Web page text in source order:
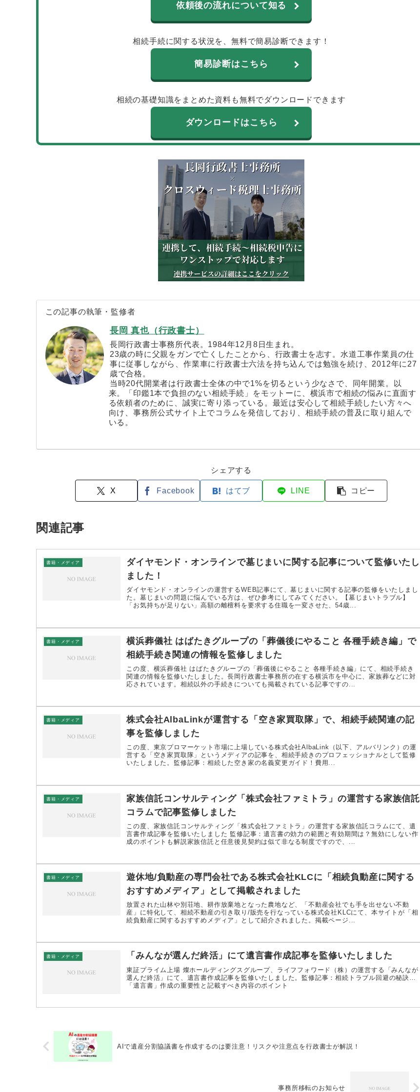
依頼後の流れについて知る
相続手続に関する状況を、無料で簡易診断できます！
簡易診断はこちら
相続の基礎知識をまとめた資料も無料でダウンロードできます
ダウンロードはこちら
この記事の執筆・監修者
長岡 真也（行政書士）
長岡行政書士事務所代表。1984年12月8日生まれ。
23歳の時に父親をガンで亡くしたことから、行政書士を志す。水道工事作業員の仕
事に従事しながら、作業車に行政書士六法を持ち込んでは勉強を続け、2012年に27
歳で合格。
当時20代開業者は行政書士全体の中で1%を切るという少なさで、同年開業。以
来。「印鑑1本で負担のない相続手続」をモットーに、横浜市で相続の悩みに直面す
る依頼者のために、誠実に寄り添っている。最近は安心して相続手続したい方々へ
向け、事務所公式サイト上でコラムを発信しており、相続手続の普及に取り組んで
いる。
シェアする
X Facebook はてブ LINE コピー
関連記事
書籍・メディア
ダイヤモンド・オンラインで墓じまいに関する記事について監修いたし
ました！
ダイヤモンド・オンラインの運営するWEB記事にて、墓じまいに関する記事の監修をいたしまし
た。墓じまいの問題に悩んでいる方は、ぜひ参考にしてみてください。【墓じまいトラブル】
「お気持ちが足りない」高額の離檀料を要求する住職を一変させた、54歳...
書籍・メディア
横浜葬儀社 はばたきグループの「葬儀後にやること 各種手続き編」で
相続手続き関連の情報を監修しました
この度、横浜葬儀社 はばたきグループの「葬儀後にやること 各種手続き編」にて、相続手続き
関連の情報を監修いたしました。長岡行政書士事務所の在する横浜市を中心に、家族葬などに対
応されています。相続以外の手続きについても掲載されている記事ですの...
書籍・メディア
株式会社AlbaLinkが運営する「空き家買取隊」で、相続手続関連の記
事を監修しました
この度、東京プロマーケット市場に上場している株式会社AlbaLink（以下、アルバリンク）の運
営する「空き家買取隊」というメディアの記事を、相続手続きのプロフェッショナルとして監修
いたしました。監修記事：相続した空き家の名義変更ガイド！費用...
書籍・メディア
家族信託コンサルティング「株式会社ファミトラ」の運営する家族信託
コラムで記事監修しました
この度、家族信託コンサルティング「株式会社ファミトラ」の運営する家族信託コラムにて、遺
言書作成記事を監修いたしました 監修記事：遺言書の効力の範囲と有効期間は？無効にしない作
成のポイントも解説家族信託と任意後見契約は似て非なる制度ですので、...
書籍・メディア
遊休地/負動産の専門会社である株式会社KLCに「相続負動産に関する
おすすめメディア」として掲載されました
放置された山林や別荘地、耕作放棄地となった農地など、「不動産会社でも手を出せない不動
産」に特化して、相続不動産の引き取り/販売を行なっている株式会社KLCにて、本サイトが「相
続負動産に関するおすすめメディア」として紹介されました。掲載ページ...
書籍・メディア 「みんなが選んだ終活」にて遺言書作成記事を監修いたしました
東証プライム上場 燦ホールディングスグループ、ライフフォワード（株）の運営する「みんなが
選んだ終活」にて、遺言書作成記事を監修いたしました。監修記事：相続トラブル回避の秘訣…
「遺言書」作成の重要性と記載すべき内容のポイント
AIで遺産分割協議書を作成するのは要注意！リスクや注意点を行政書士が解説！
事務所移転のお知らせ